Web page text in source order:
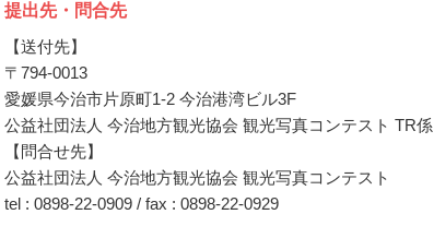
提出先・問合先
【送付先】
〒794-0013
愛媛県今治市片原町1-2 今治港湾ビル3F
公益社団法人 今治地方観光協会 観光写真コンテスト TR係
【問合せ先】
公益社団法人 今治地方観光協会 観光写真コンテスト
tel : 0898-22-0909 / fax : 0898-22-0929